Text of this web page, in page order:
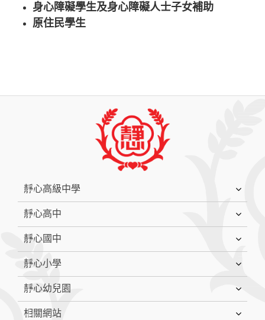
身心障礙學生及身心障礙人士子女補助
原住民學生
靜心高級中學
靜心高中
靜心國中
靜心小學
靜心幼兒園
相關網站